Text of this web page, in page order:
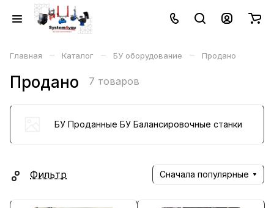
Главная – Каталог – БУ оборудование – Продано
Продано 7 товаров
БУ Проданные БУ Балансировочные станки
Фильтр Сначала популярные